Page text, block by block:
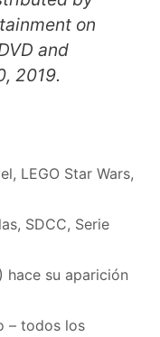
on
and
2019.
, LEGO Star Wars,
, SDCC, Serie
hace su aparición
– todos los